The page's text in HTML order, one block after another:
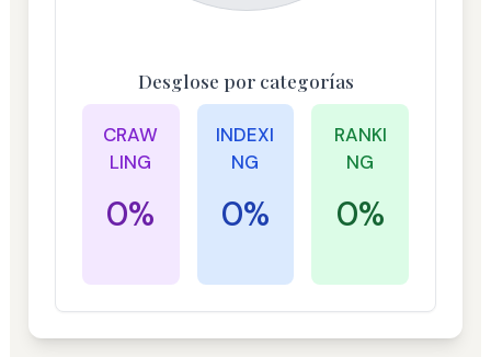
Desglose por categorías
CRAW
LING
0%
INDEXI
NG
0%
RANKI
NG
0%